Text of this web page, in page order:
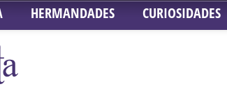
HERMANDADES CURIOSIDADES